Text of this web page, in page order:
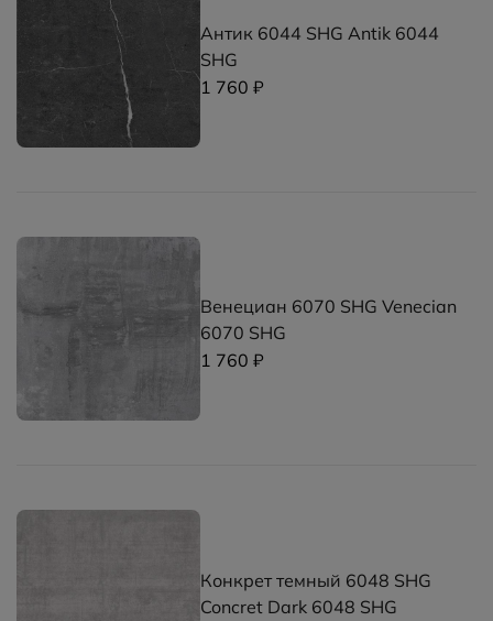
Антик 6044 SHG Antik 6044
SHG
1 760 ₽
Венециан 6070 SHG Venecian
6070 SHG
1 760 ₽
Конкрет темный 6048 SHG
Concret Dark 6048 SHG